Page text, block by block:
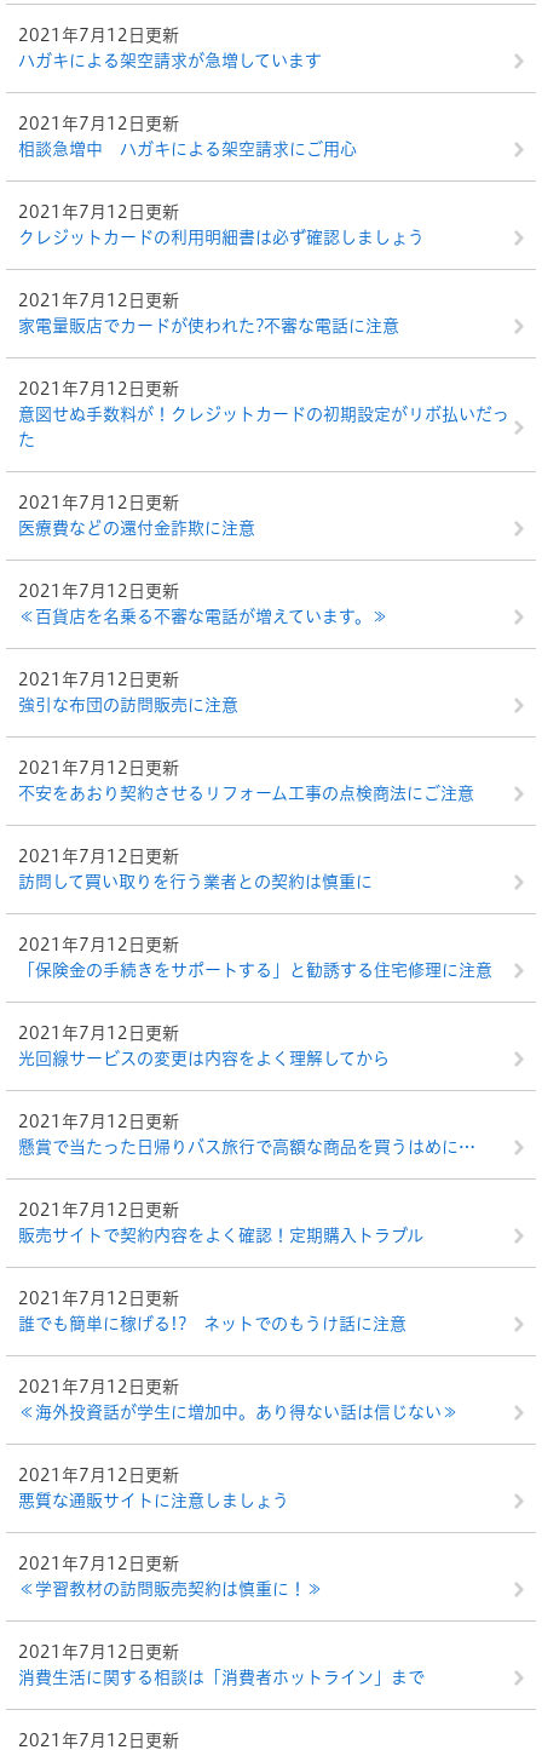
2021年7月12日更新
ハガキによる架空請求が急増しています
2021年7月12日更新
相談急増中 ハガキによる架空請求にご用心
2021年7月12日更新
クレジットカードの利用明細書は必ず確認しましょう
2021年7月12日更新
家電量販店でカードが使われた?不審な電話に注意
2021年7月12日更新
意図せぬ手数料が！クレジットカードの初期設定がリボ払いだっ
た
2021年7月12日更新
医療費などの還付金詐欺に注意
2021年7月12日更新
≪百貨店を名乗る不審な電話が増えています。≫
2021年7月12日更新
強引な布団の訪問販売に注意
2021年7月12日更新
不安をあおり契約させるリフォーム工事の点検商法にご注意
2021年7月12日更新
訪問して買い取りを行う業者との契約は慎重に
2021年7月12日更新
「保険金の手続きをサポートする」と勧誘する住宅修理に注意
2021年7月12日更新
光回線サービスの変更は内容をよく理解してから
2021年7月12日更新
懸賞で当たった日帰りバス旅行で高額な商品を買うはめに…
2021年7月12日更新
販売サイトで契約内容をよく確認！定期購入トラブル
2021年7月12日更新
誰でも簡単に稼げる!? ネットでのもうけ話に注意
2021年7月12日更新
≪海外投資話が学生に増加中。あり得ない話は信じない≫
2021年7月12日更新
悪質な通販サイトに注意しましょう
2021年7月12日更新
≪学習教材の訪問販売契約は慎重に！≫
2021年7月12日更新
消費生活に関する相談は「消費者ホットライン」まで
2021年7月12日更新